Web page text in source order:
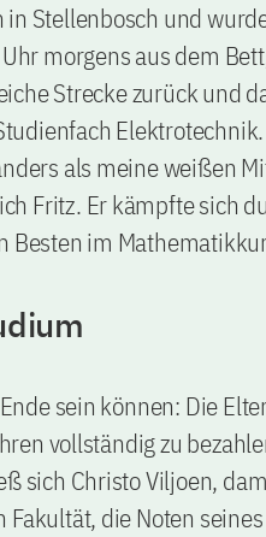
Stellenbosch und
morgens aus dem
Strecke zurück und
als meine weißen
Fritz. Er kämpfte sich
Besten im
sein können: Die
vollständig zu
sich Christo Viljoen,
die Noten